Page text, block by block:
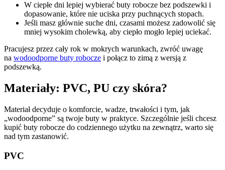
W ciepłe dni lepiej wybierać buty robocze bez podszewki i
dopasowanie, które nie uciska przy puchnących stopach.
Jeśli masz głównie suche dni, czasami możesz zadowolić się
mniej wysokim cholewką, aby ciepło mogło lepiej uciekać.
Pracujesz przez cały rok w mokrych warunkach, zwróć uwagę
na wodoodporne buty robocze i połącz to zimą z wersją z
podszewką.
Materiały: PVC, PU czy skóra?
Materiał decyduje o komforcie, wadze, trwałości i tym, jak
„wodoodporne” są twoje buty w praktyce. Szczególnie jeśli chcesz
kupić buty robocze do codziennego użytku na zewnątrz, warto się
nad tym zastanowić.
PVC